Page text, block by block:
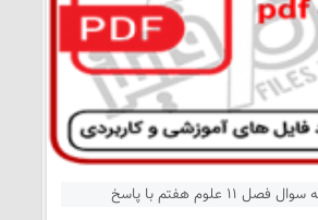
11 علوم هفتم با پاسخ